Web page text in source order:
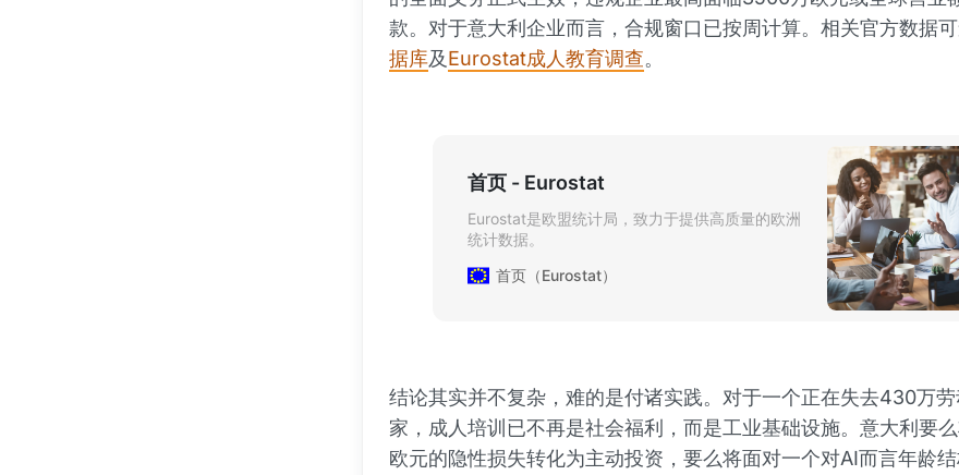
款。对于意大利企业而言，合规窗口已按周计算。相关官方数据
据库及Eurostat成人教育调查。
首页 - Eurostat
Eurostat是欧盟统计局，致力于提供高质量的欧洲
统计数据。
首页（Eurostat）
结论其实并不复杂，难的是付诸实践。对于一个正在失去430万
家，成人培训已不再是社会福利，而是工业基础设施。意大利要
欧元的隐性损失转化为主动投资，要么将面对一个对AI而言年龄